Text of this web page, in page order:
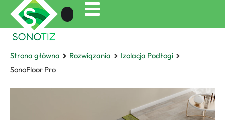
Strona główna Rozwiązania
Izolacja Podłogi
SonoFloor Pro